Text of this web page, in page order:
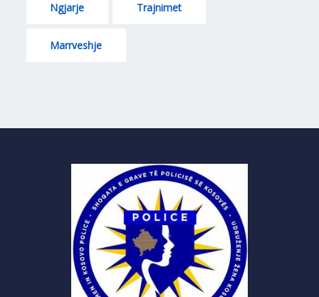
Ngjarje Trajnimet
Marrveshje